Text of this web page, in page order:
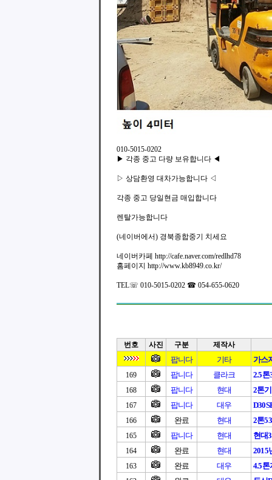
010-5015-0202
▶ 각종 중고 다량 보유합니다 ◀
▷ 상담환영 대차가능합니다 ◁
각종 중고 당일현금 매입합니다
렌탈가능합니다
(네이버에서) 경북종합중기 치세요
네이버카페 http://cafe.naver.com/redlhd78
홈페이지 http://www.kb8949.co.kr/
TEL☏ 010-5015-0202 ☎ 054-655-0620
번호 사진 구분 제작사
팝니다 기타 가스
169 팝니다 클라크 2.5톤
168 팝니다 현대 2톤
167 팝니다 대우
166 완료 현대 2톤
165 팝니다 현대 현대
164 완료 현대 2015
163 완료 대우 4.5톤